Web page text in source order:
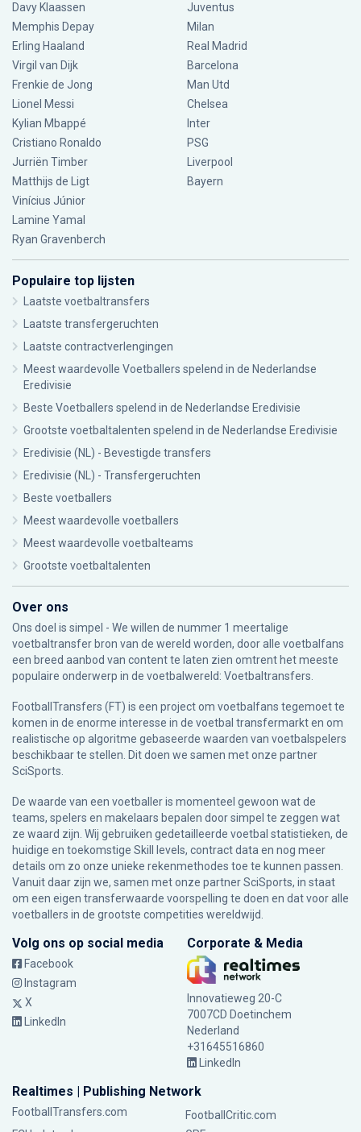
Davy Klaassen
Memphis Depay
Erling Haaland
Virgil van Dijk
Frenkie de Jong
Lionel Messi
Kylian Mbappé
Cristiano Ronaldo
Jurriën Timber
Matthijs de Ligt
Vinícius Júnior
Lamine Yamal
Ryan Gravenberch
Juventus
Milan
Real Madrid
Barcelona
Man Utd
Chelsea
Inter
PSG
Liverpool
Bayern
Populaire top lijsten
Laatste voetbaltransfers
Laatste transfergeruchten
Laatste contractverlengingen
Meest waardevolle Voetballers spelend in de Nederlandse
Eredivisie
Beste Voetballers spelend in de Nederlandse Eredivisie
Grootste voetbaltalenten spelend in de Nederlandse Eredivisie
Eredivisie (NL) - Bevestigde transfers
Eredivisie (NL) - Transfergeruchten
Beste voetballers
Meest waardevolle voetballers
Meest waardevolle voetbalteams
Grootste voetbaltalenten
Over ons
Ons doel is simpel - We willen de nummer 1 meertalige
voetbaltransfer bron van de wereld worden, door alle voetbalfans
een breed aanbod van content te laten zien omtrent het meeste
populaire onderwerp in de voetbalwereld: Voetbaltransfers.
FootballTransfers (FT) is een project om voetbalfans tegemoet te
komen in de enorme interesse in de voetbal transfermarkt en om
realistische op algoritme gebaseerde waarden van voetbalspelers
beschikbaar te stellen. Dit doen we samen met onze partner
SciSports
De waarde van een voetballer is momenteel gewoon wat de
teams, spelers en makelaars bepalen door simpel te zeggen wat
ze waard zijn. Wij gebruiken gedetailleerde voetbal statistieken, de
huidige en toekomstige Skill levels, contract data en nog meer
details om zo onze unieke rekenmethodes toe te kunnen passen.
Vanuit daar zijn we, samen met onze partner SciSports, in staat
om een eigen transferwaarde voorspelling te doen en dat voor alle
voetballers in de grootste competities wereldwijd.
Volg ons op social media
Facebook
Instagram
X
LinkedIn
Corporate & Media
Innovatieweg 20-C
7007CD Doetinchem
Nederland
+31645516860
LinkedIn
Realtimes | Publishing Network
FootballTransfers.com
FootballCritic.com